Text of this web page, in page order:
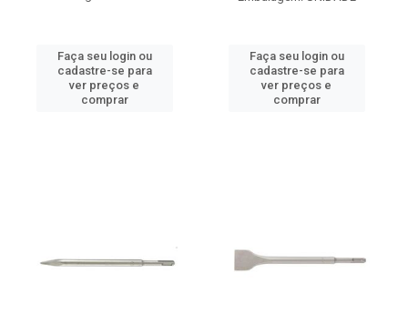
Faça seu login ou
cadastre-se para
ver preços e
comprar
Faça seu login ou
cadastre-se para
ver preços e
comprar